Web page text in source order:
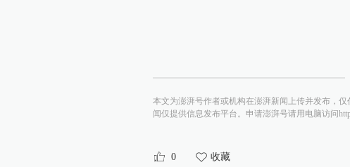
本文为澎湃号作者或机构在澎湃新闻上传并发布，
闻仅提供信息发布平台。申请澎湃号请用电脑访问http://
0 收藏